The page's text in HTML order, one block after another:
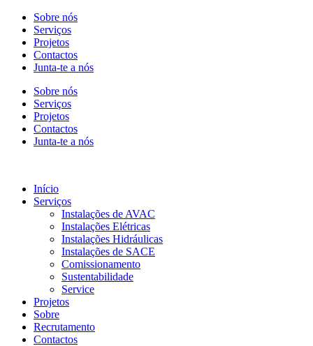
Sobre nós
Serviços
Projetos
Contactos
Junta-te a nós
Sobre nós
Serviços
Projetos
Contactos
Junta-te a nós
Início
Serviços
Instalações de AVAC
Instalações Elétricas
Instalações Hidráulicas
Instalações de SACE
Comissionamento
Sustentabilidade
Service
Projetos
Sobre
Recrutamento
Contactos